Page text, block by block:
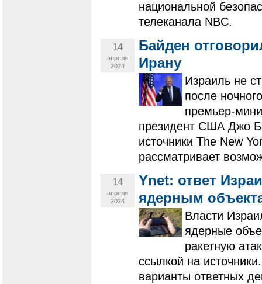
национальной
телеканала NBC.
14
апреля
2024
Байден
Ирану
Израиль не
после
премьер-
президент США Джо
источники The New
рассматривает
14
апреля
2024
Ynet: ответ
ядерным
Власти
ядерные
ракетную
ссылкой на
варианты ответных